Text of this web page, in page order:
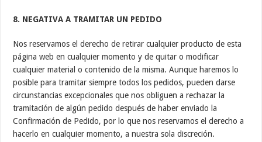
8. NEGATIVA A TRAMITAR UN PEDIDO
Nos reservamos el derecho de retirar cualquier producto de esta
página web en cualquier momento y de quitar o modificar
cualquier material o contenido de la misma. Aunque haremos lo
posible para tramitar siempre todos los pedidos, pueden darse
circunstancias excepcionales que nos obliguen a rechazar la
tramitación de algún pedido después de haber enviado la
Confirmación de Pedido, por lo que nos reservamos el derecho a
hacerlo en cualquier momento, a nuestra sola discreción.